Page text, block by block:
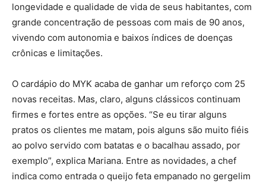
longevidade e qualidade de vida de seus habitantes, com
grande concentração de pessoas com mais de 90 anos,
vivendo com autonomia e baixos índices de doenças
crônicas e limitações.
O cardápio do MYK acaba de ganhar um reforço com 25
novas receitas. Mas, claro, alguns clássicos continuam
firmes e fortes entre as opções. “Se eu tirar alguns
pratos os clientes me matam, pois alguns são muito fiéis
ao polvo servido com batatas e o bacalhau assado, por
exemplo”, explica Mariana. Entre as novidades, a chef
indica como entrada o queijo feta empanado no gergelim